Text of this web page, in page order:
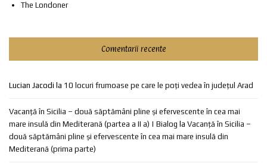
The Londoner
Comentarii recente
Lucian Jacodi la 10 locuri frumoase pe care le poți vedea în județul Arad
Vacanță în Sicilia – două săptămâni pline și efervescente în cea mai
mare insulă din Mediterană (partea a II a) | Bialog la Vacanță în Sicilia –
două săptămâni pline și efervescente în cea mai mare insulă din
Mediterană (prima parte)